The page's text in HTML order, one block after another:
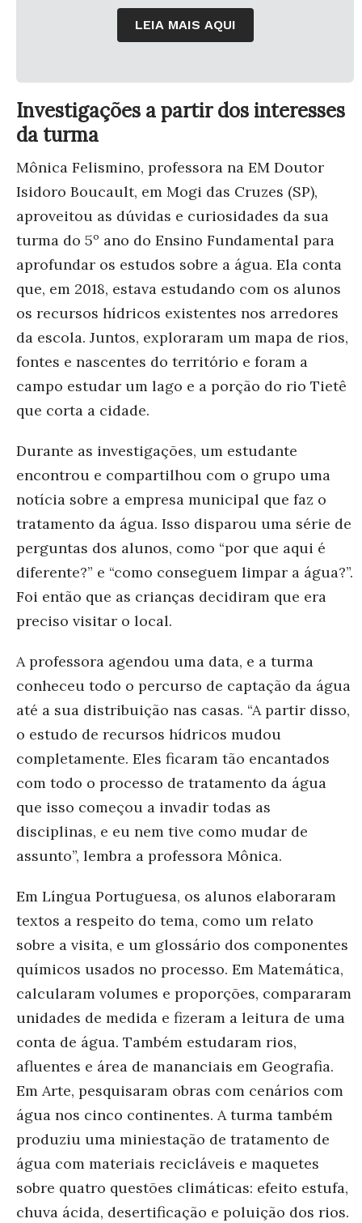
LEIA MAIS AQUI
Investigações a partir dos interesses
da turma
Mônica Felismino, professora na EM Doutor
Isidoro Boucault, em Mogi das Cruzes (SP),
aproveitou as dúvidas e curiosidades da sua
turma do 5º ano do Ensino Fundamental para
aprofundar os estudos sobre a água. Ela conta
que, em 2018, estava estudando com os alunos
os recursos hídricos existentes nos arredores
da escola. Juntos, exploraram um mapa de rios,
fontes e nascentes do território e foram a
campo estudar um lago e a porção do rio Tietê
que corta a cidade.
Durante as investigações, um estudante
encontrou e compartilhou com o grupo uma
notícia sobre a empresa municipal que faz o
tratamento da água. Isso disparou uma série de
perguntas dos alunos, como “por que aqui é
diferente?” e “como conseguem limpar a água?”.
Foi então que as crianças decidiram que era
preciso visitar o local.
A professora agendou uma data, e a turma
conheceu todo o percurso de captação da água
até a sua distribuição nas casas. “A partir disso,
o estudo de recursos hídricos mudou
completamente. Eles ficaram tão encantados
com todo o processo de tratamento da água
que isso começou a invadir todas as
disciplinas, e eu nem tive como mudar de
assunto”, lembra a professora Mônica.
Em Língua Portuguesa, os alunos elaboraram
textos a respeito do tema, como um relato
sobre a visita, e um glossário dos componentes
químicos usados no processo. Em Matemática,
calcularam volumes e proporções, compararam
unidades de medida e fizeram a leitura de uma
conta de água. Também estudaram rios,
afluentes e área de mananciais em Geografia.
Em Arte, pesquisaram obras com cenários com
água nos cinco continentes. A turma também
produziu uma miniestação de tratamento de
água com materiais recicláveis e maquetes
sobre quatro questões climáticas: efeito estufa,
chuva ácida, desertificação e poluição dos rios.